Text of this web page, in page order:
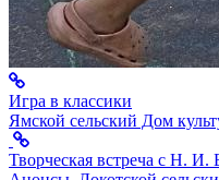
Игра в классики
Ямской сельский Дом
Творческая встреча с Н. И.